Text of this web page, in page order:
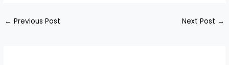
← Previous Post Next Post →